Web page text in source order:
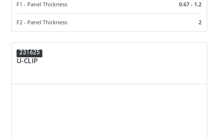
F1 - Panel Thickness 0.67 - 1.2
F2 - Panel Thickness 2
231625
U-CLIP